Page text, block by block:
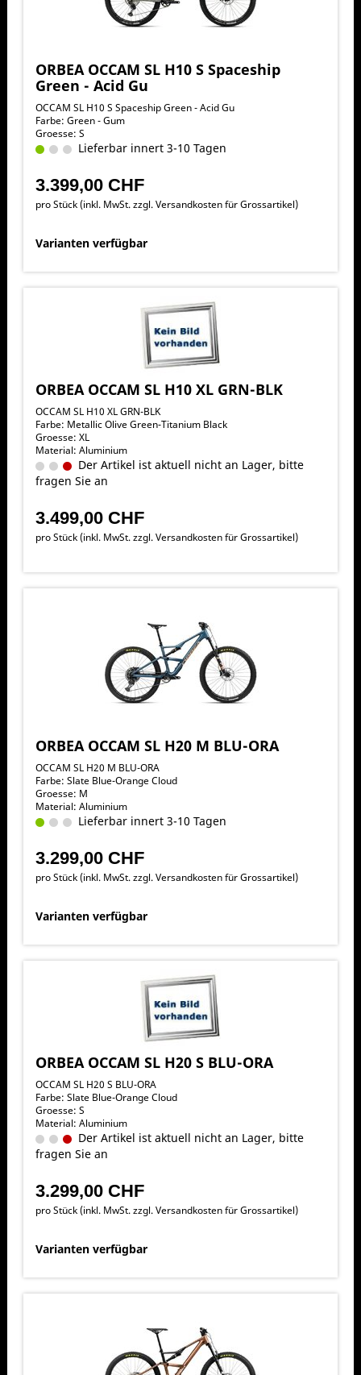
ORBEA OCCAM SL H10 S Spaceship
Green - Acid Gu
OCCAM SL H10 S Spaceship Green - Acid Gu
Farbe: Green - Gum
Groesse: S
Lieferbar innert 3-10 Tagen
3.399,00 CHF
pro Stück (inkl. MwSt. zzgl.Versandkosten für Grossartikel)
Varianten verfügbar
ORBEA OCCAM SL H10 XL GRN-BLK
OCCAM SL H10 XL GRN-BLK
Farbe: Metallic Olive Green-Titanium Black
Groesse: XL
Material: Aluminium
Der Artikel ist aktuell nicht an Lager, bitte
fragen Sie an
3.499,00 CHF
pro Stück (inkl. MwSt. zzgl.Versandkosten für Grossartikel)
ORBEA OCCAM SL H20 M BLU-ORA
OCCAM SL H20 M BLU-ORA
Farbe: Slate Blue-Orange Cloud
Groesse: M
Material: Aluminium
Lieferbar innert 3-10 Tagen
3.299,00 CHF
pro Stück (inkl. MwSt. zzgl.Versandkosten für Grossartikel)
Varianten verfügbar
ORBEA OCCAM SL H20 S BLU-ORA
OCCAM SL H20 S BLU-ORA
Farbe: Slate Blue-Orange Cloud
Groesse: S
Material: Aluminium
Der Artikel ist aktuell nicht an Lager, bitte
fragen Sie an
3.299,00 CHF
pro Stück (inkl. MwSt. zzgl.Versandkosten für Grossartikel)
Varianten verfügbar